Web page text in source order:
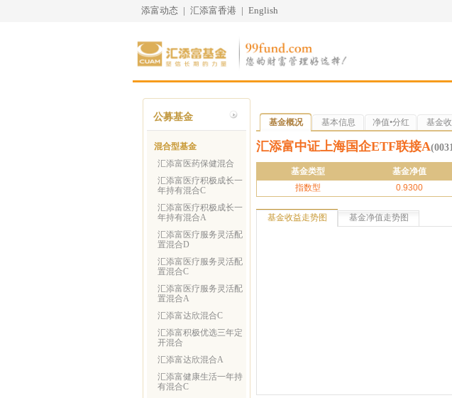
添富动态 | 汇添富香港 | English
公募基金
混合型基金
汇添富医药保健混合
汇添富医疗积极成长一
年持有混合C
汇添富医疗积极成长一
年持有混合A
汇添富医疗服务灵活配
置混合D
汇添富医疗服务灵活配
置混合C
汇添富医疗服务灵活配
置混合A
汇添富达欣混合C
汇添富积极优选三年定
开混合
汇添富达欣混合A
汇添富健康生活一年持
有混合C
基金概况 基本信息 净值•分红 基金
汇添富中证上海国企ETF联接A
基金类型 基金净值
指数型
0.9300
基金收益走势图 基金净值走势图